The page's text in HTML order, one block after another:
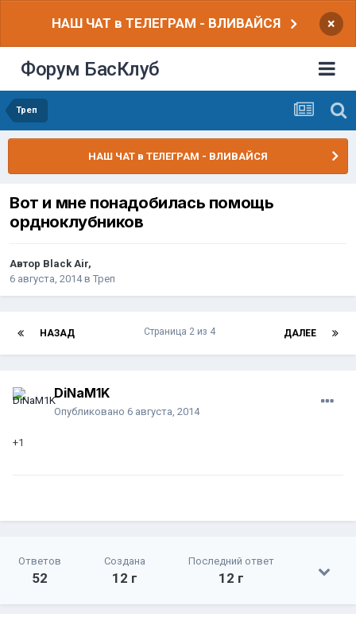
НАШ ЧАТ в ТЕЛЕГРАМ - ВЛИВАЙСЯ ×
Форум БасКлуб
Треп
НАШ ЧАТ в ТЕЛЕГРАМ - ВЛИВАЙСЯ
Вот и мне понадобилась помощь
ордноклубников
Автор Black Air,
6 августа, 2014в Треп
НАЗАД ДАЛЕЕ
Страница 2 из 4
DiNaM1K
Опубликовано 6 августа, 2014
+1
Ответов
52
Создана
12 г
Последний ответ
12 г